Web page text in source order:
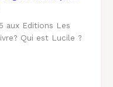
aux Editions Les
Qui est Lucile ?